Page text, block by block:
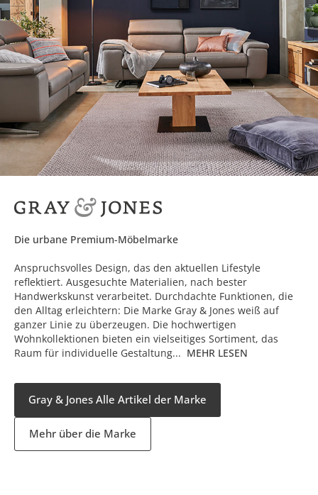
Die urbane Premium-Möbelmarke
Anspruchsvolles Design, das den aktuellen Lifestyle
reflektiert. Ausgesuchte Materialien, nach bester
Handwerkskunst verarbeitet. Durchdachte Funktionen, die
den Alltag erleichtern: Die Marke Gray & Jones weiß auf
ganzer Linie zu überzeugen. Die hochwertigen
Wohnkollektionen bieten ein vielseitiges Sortiment, das
Raum für individuelle Gestaltung... MEHR LESEN
Gray & Jones Alle Artikel der Marke
Mehr über die Marke